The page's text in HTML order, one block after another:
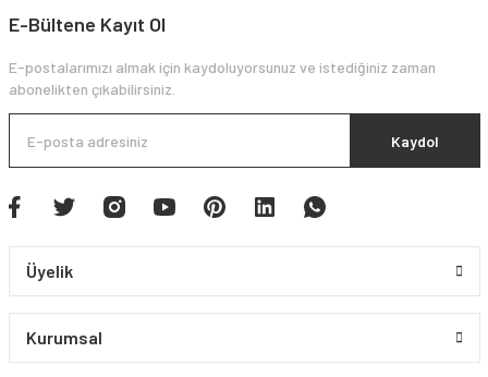
E-Bültene Kayıt Ol
E-postalarımızı almak için kaydoluyorsunuz ve istediğiniz zaman
abonelikten çıkabilirsiniz.
Kaydol
Üyelik
Kurumsal